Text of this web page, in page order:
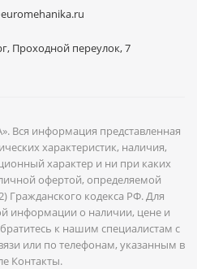
Проходной переулок, 7
информация представленная
характеристик, наличия,
характер и ни при каких
офертой, определяемой
Гражданского кодекса РФ. Для
информации о наличии, цене и
к нашим специалистам с
или по телефонам, указанным в
Контакты.